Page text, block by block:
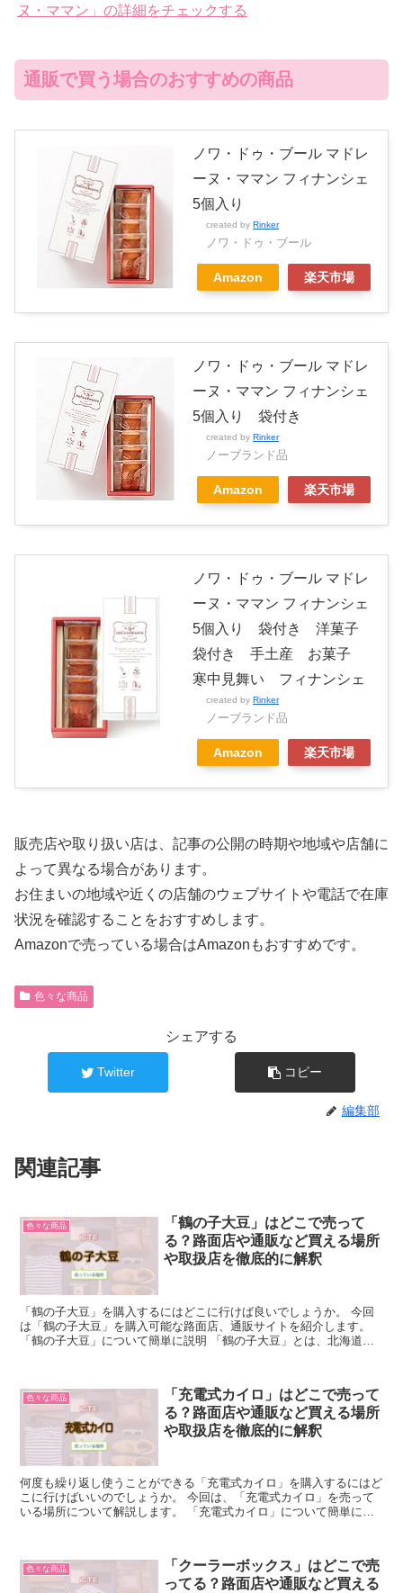
ヌ・ママン」の詳細をチェックする
通販で買う場合のおすすめの商品
ノワ・ドゥ・ブール マドレ
ーヌ・ママン フィナンシェ
5個入り
created by Rinker
ノワ・ドゥ・ブール
Amazon 楽天市場
ノワ・ドゥ・ブール マドレ
ーヌ・ママン フィナンシェ
5個入り 袋付き
created by Rinker
ノーブランド品
Amazon 楽天市場
ノワ・ドゥ・ブール マドレ
ーヌ・ママン フィナンシェ
5個入り 袋付き 洋菓子
袋付き 手土産 お菓子
寒中見舞い フィナンシェ
created by Rinker
ノーブランド品
Amazon 楽天市場
販売店や取り扱い店は、記事の公開の時期や地域や店舗に
よって異なる場合があります。
お住まいの地域や近くの店舗のウェブサイトや電話で在庫
状況を確認することをおすすめします。
Amazonで売っている場合はAmazonもおすすめです。
色々な商品
シェアする
Twitter コピー
編集部
関連記事
色々な商品
「鶴の子大豆」はどこで売って
る？路面店や通販など買える場所
や取扱店を徹底的に解釈
「鶴の子大豆」を購入するにはどこに行けば良いでしょうか。 今回
は「鶴の子大豆」を購入可能な路面店、通販サイトを紹介します。
「鶴の子大豆」について簡単に説明 「鶴の子大豆」とは、北海道産
色々な商品
「充電式カイロ」はどこで売って
る？路面店や通販など買える場所
や取扱店を徹底的に解釈
何度も繰り返し使うことができる「充電式カイロ」を購入するにはど
こに行けばいいのでしょうか。 今回は、「充電式カイロ」を売って
いる場所について解説します。 「充電式カイロ」について簡単に説
色々な商品
「クーラーボックス」はどこで売
ってる？路面店や通販など買える